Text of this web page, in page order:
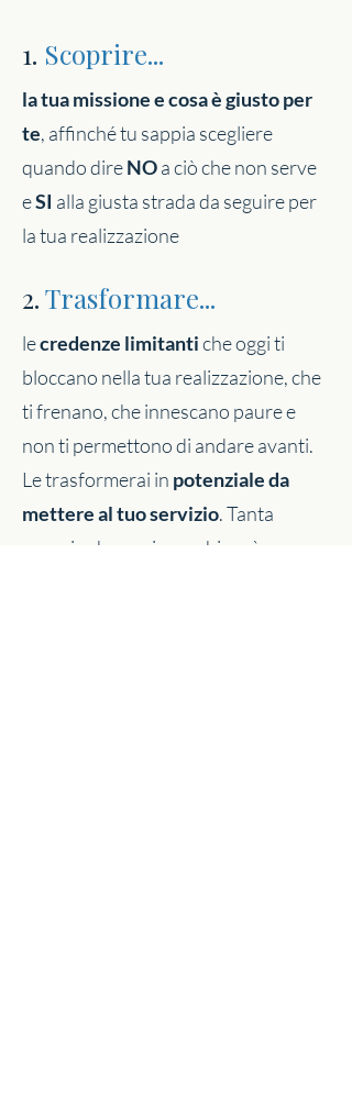
1. Scoprire...
la tua missione e cosa è giusto per
te, affinché tu sappia scegliere
quando direNOa ciò che non serve
eSI alla giusta strada da seguire per
la tua realizzazione
2.Trasformare...
lecredenze limitantiche oggi ti
bloccano nella tua realizzazione, che
ti frenano, che innescano paure e
non ti permettono di andare avanti.
Le trasformerai in potenziale da
mettere al tuo servizio. Tanta
energia che oggi sprechi sarà